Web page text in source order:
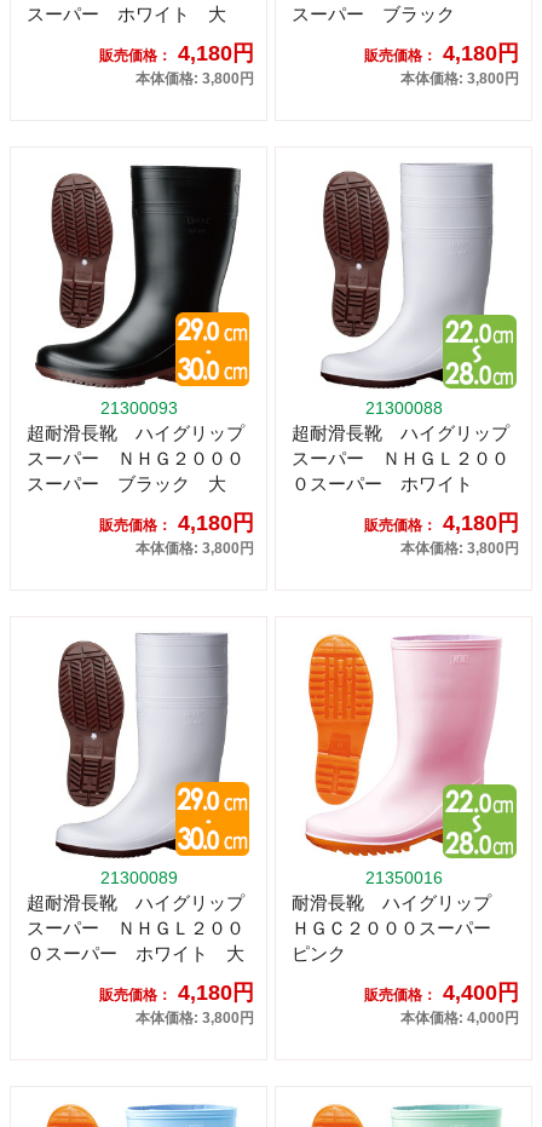
スーパー ホワイト 大
販売価格： 4,180円
本体価格: 3,800円
スーパー ブラック
販売価格： 4,180円
本体価格: 3,800円
21300093
超耐滑長靴 ハイグリップ
スーパー ＮＨＧ２０００
スーパー ブラック 大
販売価格： 4,180円
本体価格: 3,800円
21300088
超耐滑長靴 ハイグリップ
スーパー ＮＨＧＬ２００
０スーパー ホワイト
販売価格： 4,180円
本体価格: 3,800円
21300089
超耐滑長靴 ハイグリップ
スーパー ＮＨＧＬ２００
０スーパー ホワイト 大
販売価格： 4,180円
本体価格: 3,800円
21350016
耐滑長靴 ハイグリップ
ＨＧＣ２０００スーパー
ピンク
販売価格： 4,400円
本体価格: 4,000円